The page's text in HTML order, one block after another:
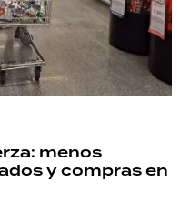
menos
y compras en